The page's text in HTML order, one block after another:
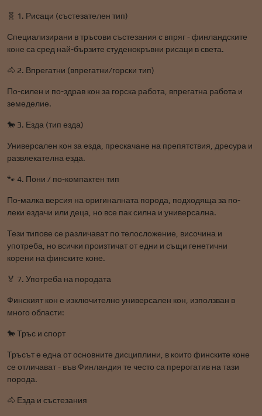
🧬 1. Рисаци (състезателен тип)
Специализирани в тръсови състезания с впряг - финландските
коне са сред най-бързите студенокръвни рисаци в света.
🐴 2. Впрегатни (впрегатни/горски тип)
По-силен и по-здрав кон за горска работа, впрегатна работа и
земеделие.
🐎 3. Езда (тип езда)
Универсален кон за езда, прескачане на препятствия, дресура и
развлекателна езда.
🐾 4. Пони / по-компактен тип
По-малка версия на оригиналната порода, подходяща за по-
леки ездачи или деца, но все пак силна и универсална.
Тези типове се различават по телосложение, височина и
употреба, но всички произтичат от едни и същи генетични
корени на финските коне.
🏅 7. Употреба на породата
Финският кон е изключително универсален кон, използван в
много области:
🐎 Тръс и спорт
Тръсът е една от основните дисциплини, в които финските коне
се отличават - във Финландия те често са прерогатив на тази
порода.
🐴 Езда и състезания